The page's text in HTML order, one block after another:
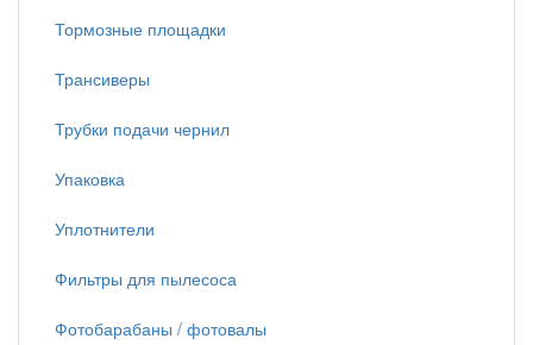
Тормозные площадки
Трансиверы
Трубки подачи чернил
Упаковка
Уплотнители
Фильтры для пылесоса
Фотобарабаны / фотовалы